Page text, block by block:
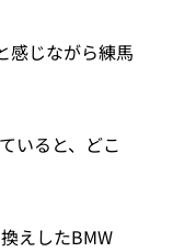
感じながら練馬
いると、どこ
えしたBMW